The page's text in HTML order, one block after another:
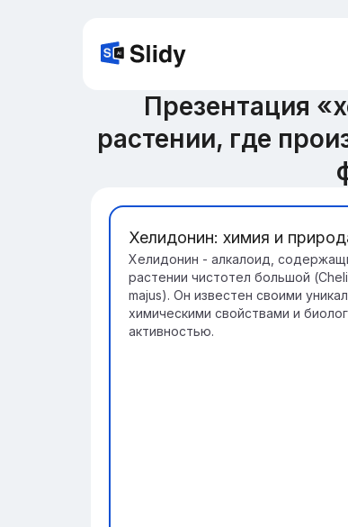
Презентация
растении, где
Хелидонин: химия и
Хелидонин - алкалоид,
растении чистотел большой
majus). Он известен своими
химическими свойствами и
активностью.